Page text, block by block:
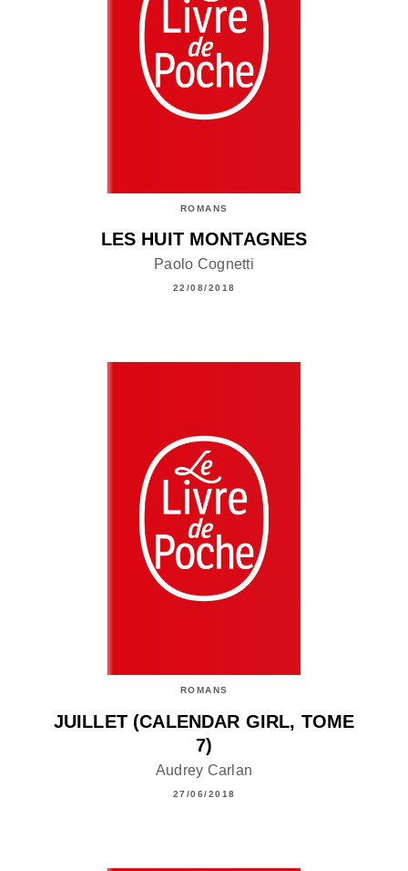
ROMANS
LES HUIT MONTAGNES
Paolo Cognetti
22/08/2018
ROMANS
JUILLET (CALENDAR GIRL, TOME
7)
Audrey Carlan
27/06/2018